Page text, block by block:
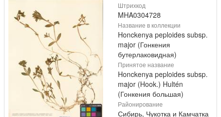
Штрихкод
MHA0304728
Название в коллекции
Honckenya peploides subsp.
major (Гонкения
бутерлаковидная)
Принятое название
Honckenya peploides subsp.
major (Hook.) Hultén
(Гонкения большая)
Районирование
Сибирь, Чукотка и Камчатка